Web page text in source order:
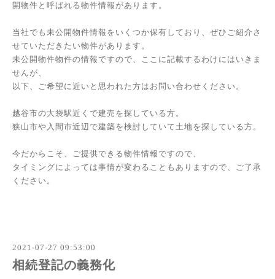
開物件と呼ばれる物件情報があります。
当社でも未公開物件情報をいくつか保有しており、ぜひご紹介さ
せていただきたい物件があります。
未公開物件物件の情報ですので、ここに記載するわけにはいきま
せんが、
以下、ご希望に近いと思われた方はお問い合わせください。
越谷市の大袋駅近くで建売を探している方。
狭山市や入間市近辺で建築を検討していて土地を探している方。
今だからこそ、ご提供できる物件情報ですので、
タイミングによっては事情が変わることもありますので、ご了承
ください。
2021-07-27 09:53:00
相続登記の義務化